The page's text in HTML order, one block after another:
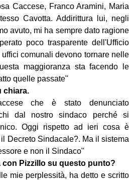
Caccese, Franco Aramini, Maria
Cavotta. Addirittura lui, negli
avuto, mi ha sempre dato ragione
poco trasparente dell'Ufficio
comunali devono tornare nelle
maggioranza sta facendo le
quelle passate"
chiara.
che è stato denunciato
dal nostro sindaco perché si
Oggi rispetto ad ieri cosa è
Decreto Sindacale?. Ma il sistema
e non il Sindaco"
con Pizzillo su questo punto?
mie perplessità, ha detto e scritto